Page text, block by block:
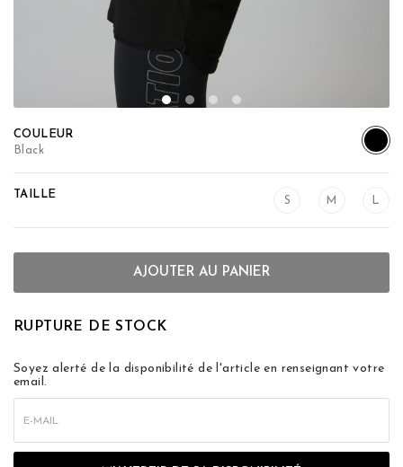
COULEUR
Black
TAILLE
S M L
AJOUTER AU PANIER
RUPTURE DE STOCK
Soyez alerté de la disponibilité de l'article en renseignant votre
email.